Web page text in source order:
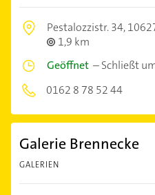
Pestalozzistr. 34,
1,9 km
Geöffnet –Schließt
0162 8 78 52 44
Galerie Brennecke
GALERIEN